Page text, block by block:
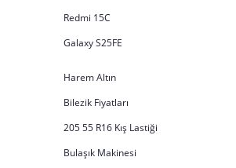
Redmi 15C
Galaxy S25FE
Harem Altın
Bilezik Fiyatları
205 55 R16 Kış Lastiği
Bulaşık Makinesi